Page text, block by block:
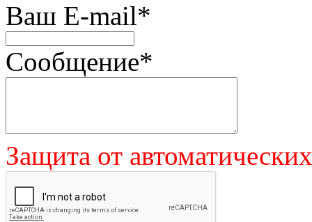
Ваш E-mail*
Сообщение*
Защита от